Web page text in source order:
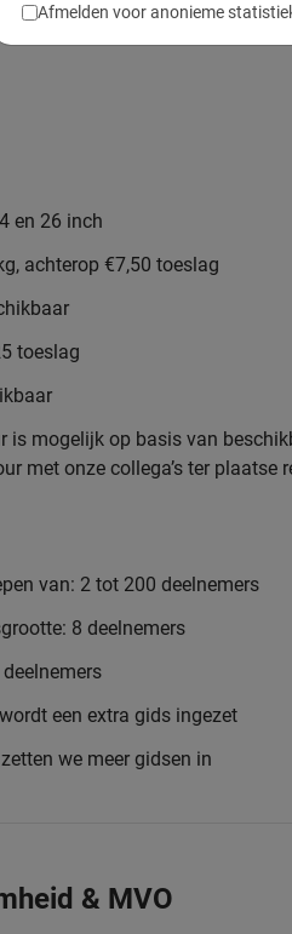
Afmelden voor anonieme
en 26 inch
achterop €7,50 toeslag
toeslag
is mogelijk op basis van
met onze collega’s ter plaatse
van: 2 tot 200 deelnemers
8 deelnemers
een extra gids ingezet
we meer gidsen in
& MVO